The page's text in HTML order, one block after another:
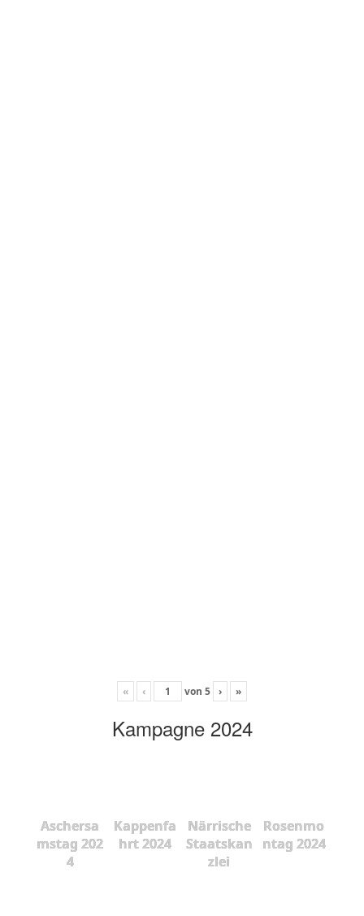
« ‹ von 5 › »
Kampagne 2024
Aschersa
mstag 202
4
Kappenfa
hrt 2024
Närrische
Staatskan
zlei
Rosenmo
ntag 2024